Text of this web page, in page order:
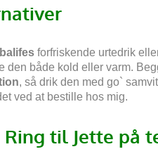
forfriskende urtedrik
den både kold eller varm.
, så drik den med go`
ved at bestille hos mig.
Ring til Jette på